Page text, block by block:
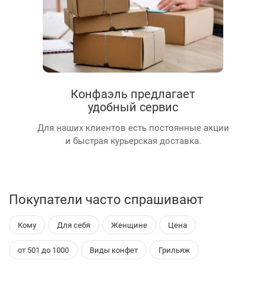
Конфаэль предлагает
удобный сервис
Для наших клиентов есть постоянные акции
и быстрая курьерская доставка.
Покупатели часто спрашивают
Кому Для себя Женщине Цена
от 501 до 1000 Виды конфет Грильяж